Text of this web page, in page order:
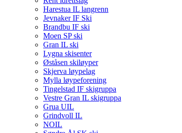
Harestua IL langrenn
Jevnaker IF Ski
Brandbu IF ski
Moen SP ski
Gran IL ski
Lygna skisenter
Øståsen skiløyper
Skjerva løypelag
Mylla løypeforening
Tingelstad IF skigruppa
Vestre Gran IL skigruppa
Grua UIL
Grindvoll IL
NOIL